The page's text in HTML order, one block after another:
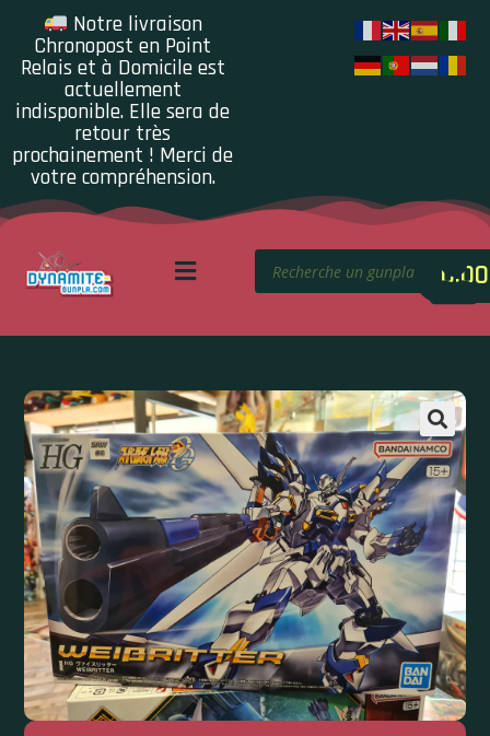
Notre livraison
Chronopost en Point
Relais et à Domicile est
actuellement
indisponible. Elle sera de
retour très
prochainement ! Merci de
votre compréhension.
0.00